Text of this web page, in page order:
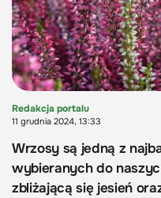
Redakcja portalu
11 grudnia 2024, 13:33
Wrzosy są jedną z
wybieranych do
zbliżającą się jesień